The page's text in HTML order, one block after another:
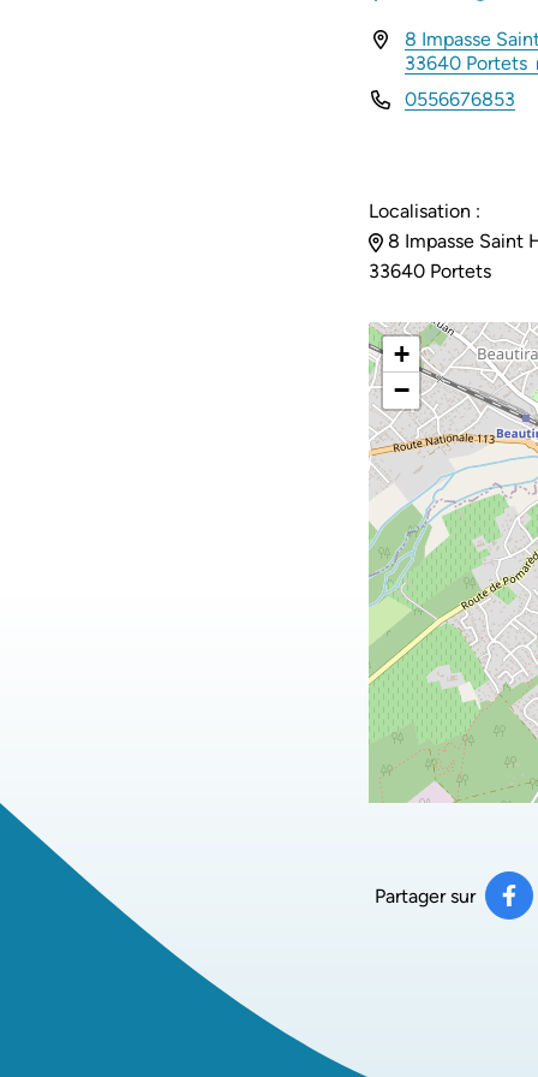
INFOS UTILES
8 Impasse
33640 Portets
0556676853
Localisation :
8 Impasse Saint
33640 Portets
+
−
Partager sur